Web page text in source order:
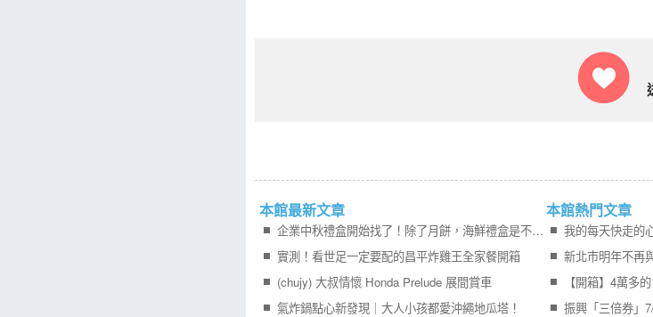
本館最新文章
企業中秋禮盒開始找了！除了月餅，海鮮禮盒是不是也越來越熱門？
實測！看世足一定要配的昌平炸雞王全家餐開箱
(chujy) 大叔情懷 Honda Prelude 展間賞車
氣炸鍋點心新發現｜大人小孩都愛沖繩地瓜塔！
本館熱門文章
我的每天快走的
【開箱】4萬多